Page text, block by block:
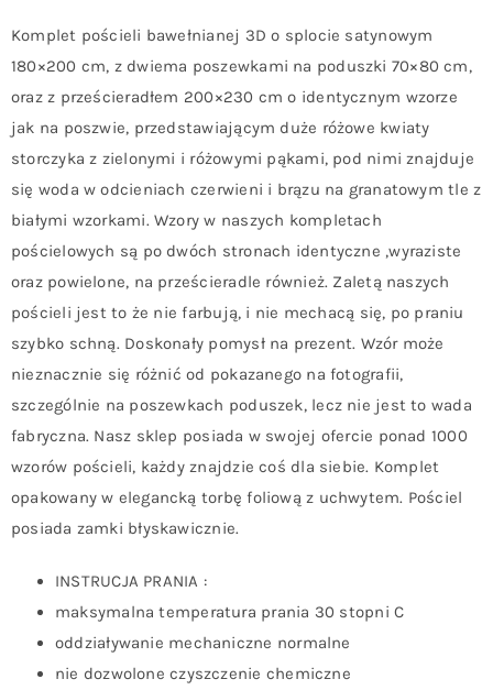
Komplet pościeli bawełnianej 3D o splocie satynowym
180×200 cm, z dwiema poszewkami na poduszki 70×80 cm,
oraz z prześcieradłem 200×230 cm o identycznym wzorze
jak na poszwie, przedstawiającym duże różowe kwiaty
storczyka z zielonymi i różowymi pąkami, pod nimi znajduje
się woda w odcieniach czerwieni i brązu na granatowym tle z
białymi wzorkami. Wzory w naszych kompletach
pościelowych są po dwóch stronach identyczne ,wyraziste
oraz powielone, na prześcieradle również. Zaletą naszych
pościeli jest to że nie farbują, i nie mechacą się, po praniu
szybko schną. Doskonały pomysł na prezent. Wzór może
nieznacznie się różnić od pokazanego na fotografii,
szczególnie na poszewkach poduszek, lecz nie jest to wada
fabryczna. Nasz sklep posiada w swojej ofercie ponad 1000
wzorów pościeli, każdy znajdzie coś dla siebie. Komplet
opakowany w elegancką torbę foliową z uchwytem. Pościel
posiada zamki błyskawicznie.
INSTRUCJA PRANIA :
maksymalna temperatura prania 30 stopni C
oddziaływanie mechaniczne normalne
nie dozwolone czyszczenie chemiczne